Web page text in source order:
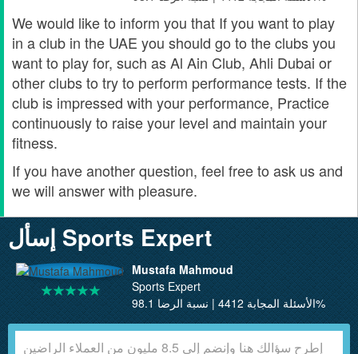
We would like to inform you that If you want to play
in a club in the UAE you should go to the clubs you
want to play for, such as Al Ain Club, Ahli Dubai or
other clubs to try to perform performance tests. If the
club is impressed with your performance, Practice
continuously to raise your level and maintain your
fitness.
If you have another question, feel free to ask us and
we will answer with pleasure.
إسأل Sports Expert
Mustafa Mahmoud
Sports Expert
الأسئلة المجابة 4412 | نسبة الرضا 98.1%